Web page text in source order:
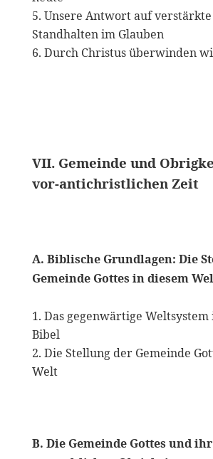
Unsere Antwort auf
Standhalten im Glauben
Durch Christus überwinden
VII. Gemeinde und
vor-antichristlichen Zeit
A. Biblische Grundlagen: Die
Gemeinde Gottes in diesem
Das gegenwärtige
Bibel
Die Stellung der Gemeinde
Welt
B. Die Gemeinde Gottes und